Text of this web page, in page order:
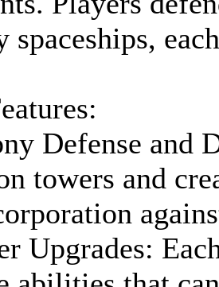
spaceships,
Defense and
towers and
Upgrades: